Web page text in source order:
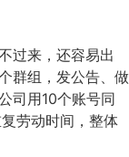
过来，还容易出
群组，发公告、做
司用10个账号同
劳动时间，整体